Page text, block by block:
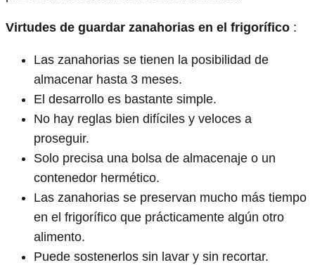
Virtudes de guardar zanahorias en el frigorífico :
Las zanahorias se tienen la posibilidad de
almacenar hasta 3 meses.
El desarrollo es bastante simple.
No hay reglas bien difíciles y veloces a
proseguir.
Solo precisa una bolsa de almacenaje o un
contenedor hermético.
Las zanahorias se preservan mucho más tiempo
en el frigorífico que prácticamente algún otro
alimento.
Puede sostenerlos sin lavar y sin recortar.